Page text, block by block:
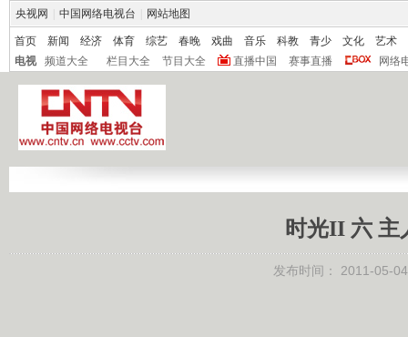
央视网 中国网络电视台 网站地图
首页 新闻 经济 体育 综艺 春晚 戏曲 音乐 科教 青少 文化
艺术
电视
频道大全 栏目大全 节目大全 直播中国 赛事直播 网络
时光II 六 主
发布时间： 2011-05-